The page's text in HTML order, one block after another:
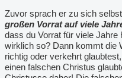
Zuvor sprach er zu sich
großen Vorrat auf viele
dass du Vorrat für viele
wirklich so? Dann kommt die
richtig oder verkehrt
einen falschen Christus